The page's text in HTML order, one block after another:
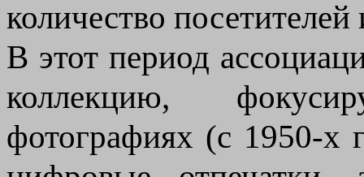
количество
В этот период
коллекцию,
фотографиях (с 1950-х